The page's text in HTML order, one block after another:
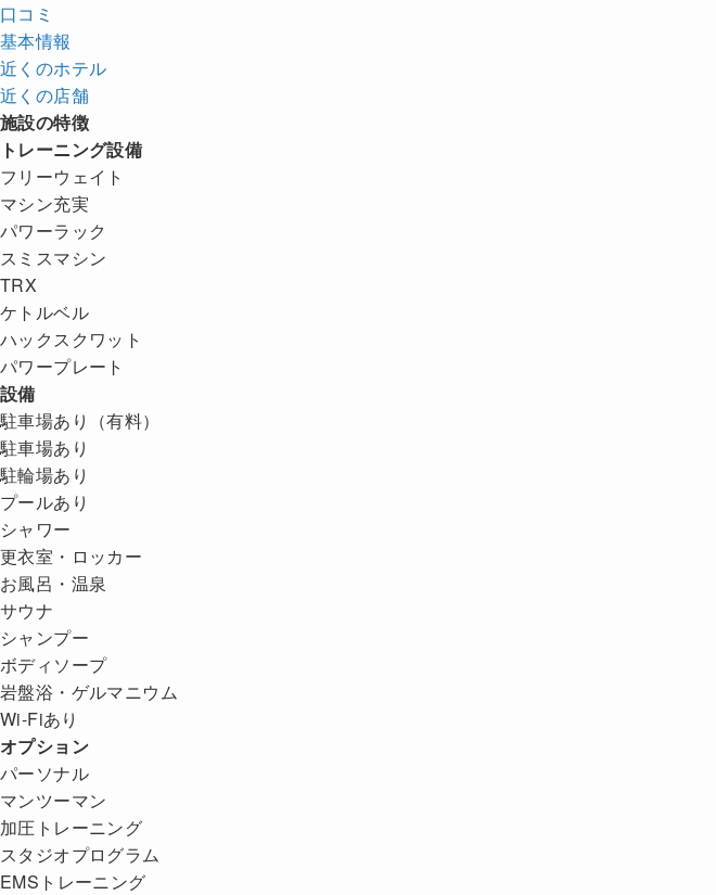
口コミ
基本情報
近くのホテル
近くの店舗
施設の特徴
トレーニング設備
フリーウェイト
マシン充実
パワーラック
スミスマシン
TRX
ケトルベル
ハックスクワット
パワープレート
設備
駐車場あり（有料）
駐車場あり
駐輪場あり
プールあり
シャワー
更衣室・ロッカー
お風呂・温泉
サウナ
シャンプー
ボディソープ
岩盤浴・ゲルマニウム
Wi-Fiあり
オプション
パーソナル
マンツーマン
加圧トレーニング
スタジオプログラム
EMSトレーニング